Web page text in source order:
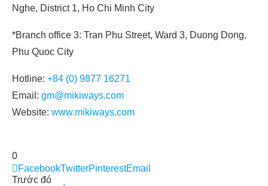
Nghe, District 1, Ho Chi Minh City
*Branch office 3: Tran Phu Street, Ward 3, Duong Dong,
Phu Quoc City
Hotline: +84 (0) 9877 16271
Email: gm@mikiways.com
Website: www.mikiways.com
0
FacebookTwitterPinterestEmail
Trước đó